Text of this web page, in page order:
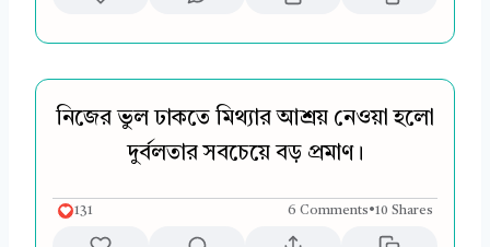
নিজের ভুল ঢাকতে মিথ্যার আশ্রয় নেওয়া হলো
দুর্বলতার সবচেয়ে বড় প্রমাণ।
131 6 Comments•10 Shares